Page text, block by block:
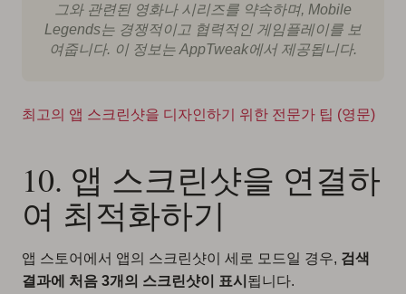
그와 관련된 영화나 시리즈를 약속하며, Mobile
Legends는 경쟁적이고 협력적인 게임플레이를 보
여줍니다. 이 정보는 AppTweak에서 제공됩니다.
최고의 앱 스크린샷을 디자인하기 위한 전문가 팁 (영문)
10. 앱 스크린샷을 연결하
여 최적화하기
앱 스토어에서 앱의 스크린샷이 세로 모드일 경우, 검색
결과에 처음 3개의 스크린샷이 표시 됩니다.